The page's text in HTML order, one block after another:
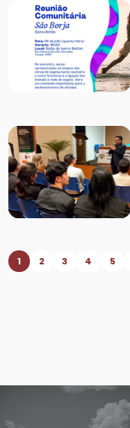
1 2 3 4 5